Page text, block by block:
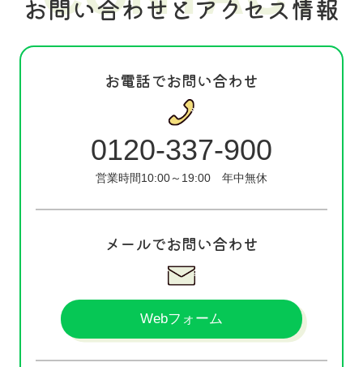
お問い合わせとアクセス情報
お電話でお問い合わせ
0120-337-900
営業時間10:00～19:00 年中無休
メールでお問い合わせ
Webフォーム